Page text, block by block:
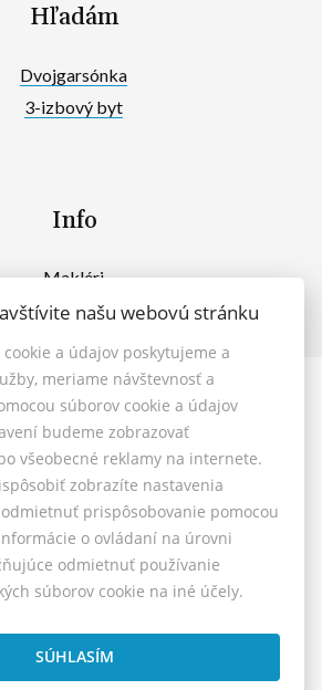
Hľadám
Dvojgarsónka
3-izbový byt
Info
Makléri
Napíšte nám
Kontakt
- MAXFIN REAL s.r.o.
949 01, E-mail: reality@maxfinreal.sk
Nastavenie cookies
podmienky sprostredkovania
Reklamačný poriadok
Etický kódex
našu webovú stránku
a údajov poskytujeme a
meriame návštevnosť a
súborov cookie a údajov
budeme zobrazovať
všeobecné reklamy na internete.
zobrazíte nastavenia
prispôsobovanie pomocou
o ovládaní na úrovni
odmietnuť používanie
súborov cookie na iné účely.
SÚHLASÍM